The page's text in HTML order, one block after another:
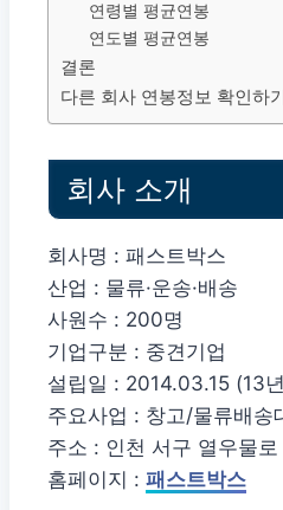
연령별 평균연봉
연도별 평균연봉
결론
다른 회사 연봉정보 확인하
회사 소개
회사명 : 패스트박스
산업 : 물류·운송·배송
사원수 : 200명
기업구분 : 중견기업
설립일 : 2014.03.15 (13
주요사업 : 창고/물류배송
주소 : 인천 서구 열우물
홈페이지 : 패스트박스